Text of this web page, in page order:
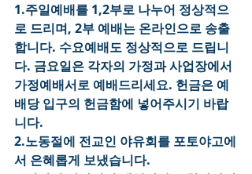
1.주일예배를 1,2부로 나누어 정상적으
로 드리며, 2부 예배는 온라인으로 송출
합니다. 수요예배도 정상적으로 드립니
다. 금요일은 각자의 가정과 사업장에서
가정예배서로 예배드리세요. 헌금은 예
배당 입구의 헌금함에 넣어주시기 바랍
니다.
2.노동절에 전교인 야유회를 포토야고에
서 은혜롭게 보냈습니다.